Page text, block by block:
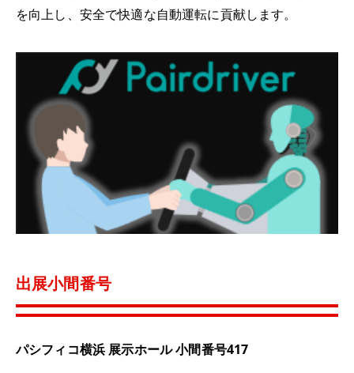
を向上し、安全で快適な自動運転に貢献します。
出展小間番号
パシフィコ横浜 展示ホール 小間番号417